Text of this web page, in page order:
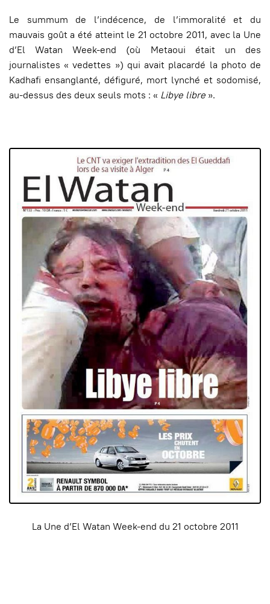
Le summum de l’indécence, de l’immoralité et du
mauvais goût a été atteint le 21 octobre 2011, avec la Une
d’El Watan Week-end (où Metaoui était un des
journalistes « vedettes ») qui avait placardé la photo de
Kadhafi ensanglanté, défiguré, mort lynché et sodomisé,
au-dessus des deux seuls mots : « Libye libre ».
La Une d’El Watan Week-end du 21 octobre 2011